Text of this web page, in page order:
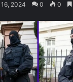
2024 0 0